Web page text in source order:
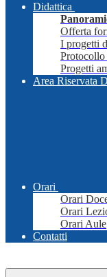
Didattica
Offerta
I progetti
Protocollo
Progetti
Area Riservata
Orari
Orari
Orari
Orari Aule
Contatti